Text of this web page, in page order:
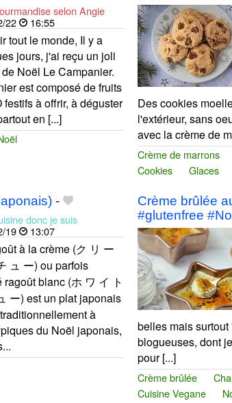
selon Angie
22
16:55
tout le monde, Il y a
jours, j'ai reçu un joli
Noël Le Campanier.
est composé de fruits
à offrir, à déguster
en [...]
Des cookies
l'extérieur, sans
avec la crème de
Crème de marrons
Cookies
Glaces
-
donc je suis
19
13:07
à la crème (ク リ ー
ュ ー) ou parfois
ragoût blanc (ホ ワ イ ト
ー) est un plat japonais
à
du Noël japonais,
Crème brûlée
#glutenfree
belles mais
blogueuses, dont
pour [...]
Crème brûlée
Cuisine Vegane